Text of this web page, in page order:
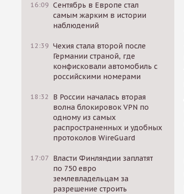
16:09 Сентябрь в Европе стал
самым жарким в истории
наблюдений
12:39 Чехия стала второй после
Германии страной, где
конфисковали автомобиль с
российскими номерами
18:32
В России началась вторая
волна блокировок VPN по
одному из самых
распространенных и удобных
протоколов WireGuard
17:07 Власти Финляндии заплатят
по 750 евро
землевладельцам за
разрешение строить